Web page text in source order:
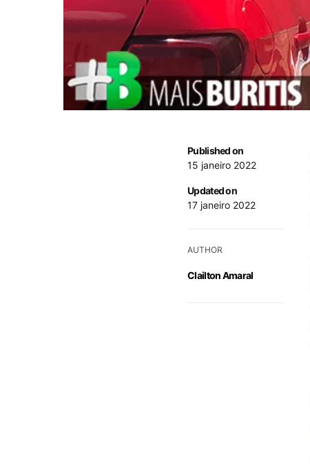
Published on
15 janeiro 2022
Updated on
17 janeiro 2022
AUTHOR
Clailton Amaral